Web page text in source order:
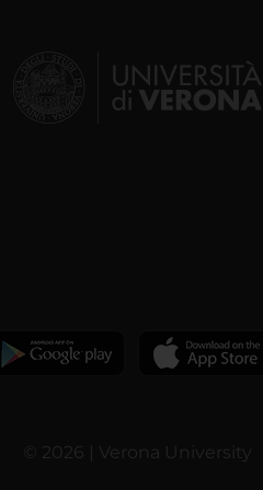
© 2026 | Verona University